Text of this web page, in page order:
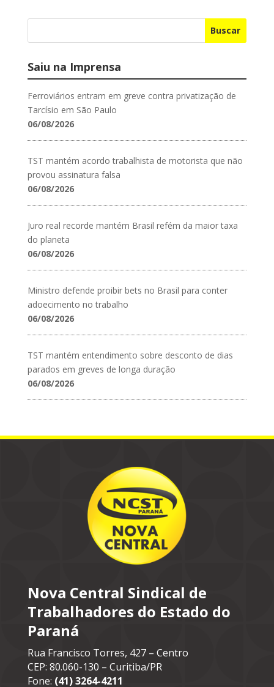
Buscar
Saiu na Imprensa
Ferroviários entram em greve contra privatização de
Tarcísio em São Paulo
06/08/2026
TST mantém acordo trabalhista de motorista que não
provou assinatura falsa
06/08/2026
Juro real recorde mantém Brasil refém da maior taxa
do planeta
06/08/2026
Ministro defende proibir bets no Brasil para conter
adoecimento no trabalho
06/08/2026
TST mantém entendimento sobre desconto de dias
parados em greves de longa duração
06/08/2026
Nova Central Sindical de
Trabalhadores do Estado do
Paraná
Rua Francisco Torres, 427 – Centro
CEP: 80.060-130 – Curitiba/PR
Fone: (41) 3264-4211